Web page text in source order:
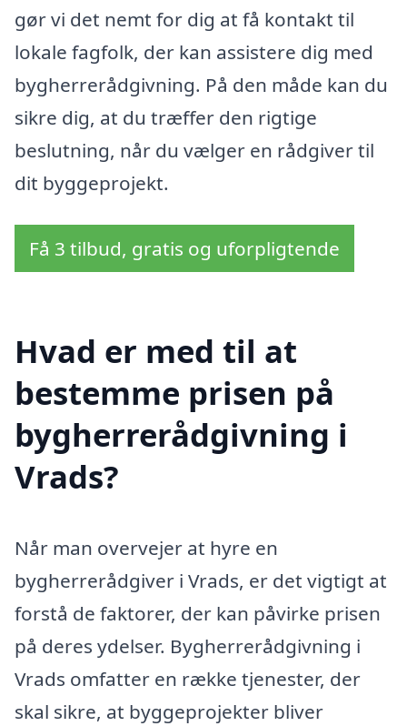
gør vi det nemt for dig at få kontakt til
lokale fagfolk, der kan assistere dig med
bygherrerådgivning. På den måde kan du
sikre dig, at du træffer den rigtige
beslutning, når du vælger en rådgiver til
dit byggeprojekt.
Få 3 tilbud, gratis og uforpligtende
Hvad er med til at
bestemme prisen på
bygherrerådgivning i
Vrads?
Når man overvejer at hyre en
bygherrerådgiver i Vrads, er det vigtigt at
forstå de faktorer, der kan påvirke prisen
på deres ydelser. Bygherrerådgivning i
Vrads omfatter en række tjenester, der
skal sikre, at byggeprojekter bliver